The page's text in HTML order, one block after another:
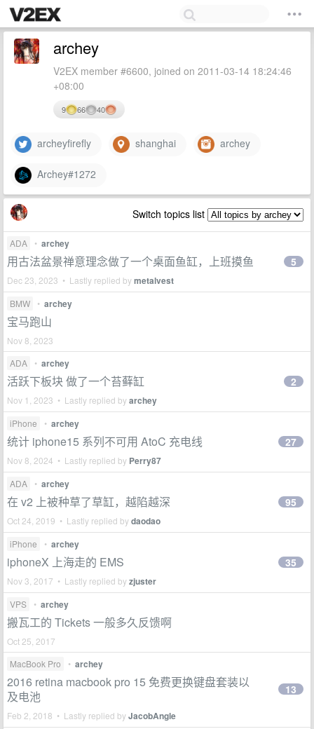
archey
V2EX member #6600, joined on 2011-03-14 18:24:46
+08:00
9 66 40
archeyfirefly shanghai archey
Archey#1272
Switch topics list
ADA • archey
用古法盆景禅意理念做了一个桌面鱼缸，上班摸鱼
Dec 23, 2023 • Lastly replied bymetalvest
5
BMW • archey
宝马跑山
Nov 8, 2023
ADA
• archey
活跃下板块 做了一个苔藓缸
Nov 1, 2023 • Lastly replied byarchey
2
iPhone • archey
统计 iphone15 系列不可用 AtoC 充电线
Nov 8, 2024 • Lastly replied by Perry87
27
ADA • archey
在 v2 上被种草了草缸，越陷越深
Oct 24, 2019 • Lastly replied bydaodao
95
iPhone • archey
iphoneX 上海走的 EMS
Nov 3, 2017 • Lastly replied byzjuster
35
VPS • archey
搬瓦工的 Tickets 一般多久反馈啊
Oct 25, 2017
MacBook Pro
• archey
2016 retina macbook pro 15 免费更换键盘套装以
及电池
Feb 2, 2018 • Lastly replied byJacobAngle
13